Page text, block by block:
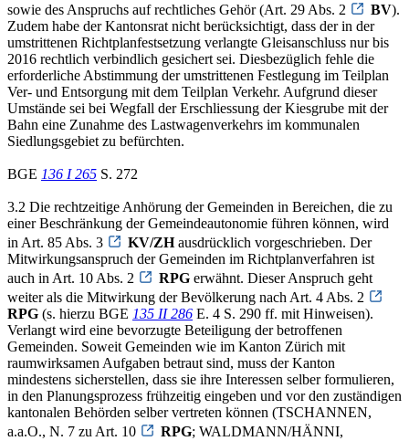
sowie des Anspruchs auf rechtliches Gehör (Art. 29 Abs. 2
BV).
Zudem habe der Kantonsrat nicht berücksichtigt, dass der in der
umstrittenen Richtplanfestsetzung verlangte Gleisanschluss nur bis
2016 rechtlich verbindlich gesichert sei. Diesbezüglich fehle die
erforderliche Abstimmung der umstrittenen Festlegung im Teilplan
Ver- und Entsorgung mit dem Teilplan Verkehr. Aufgrund dieser
Umstände sei bei Wegfall der Erschliessung der Kiesgrube mit der
Bahn eine Zunahme des Lastwagenverkehrs im kommunalen
Siedlungsgebiet zu befürchten.
BGE 136 I 265 S. 272
3.2 Die rechtzeitige Anhörung der Gemeinden in Bereichen, die zu
einer Beschränkung der Gemeindeautonomie führen können, wird
in Art. 85 Abs. 3
KV/ZHausdrücklich vorgeschrieben. Der
Mitwirkungsanspruch der Gemeinden im Richtplanverfahren ist
auch in Art. 10 Abs. 2
RPG erwähnt. Dieser Anspruch geht
weiter als die Mitwirkung der Bevölkerung nach Art. 4 Abs. 2
RPG (s. hierzu BGE 135 II 286 E. 4 S. 290 ff. mit Hinweisen).
Verlangt wird eine bevorzugte Beteiligung der betroffenen
Gemeinden. Soweit Gemeinden wie im Kanton Zürich mit
raumwirksamen Aufgaben betraut sind, muss der Kanton
mindestens sicherstellen, dass sie ihre Interessen selber formulieren,
in den Planungsprozess frühzeitig eingeben und vor den zuständigen
kantonalen Behörden selber vertreten können (TSCHANNEN,
a.a.O., N. 7 zu Art. 10
RPG; WALDMANN/HÄNNI,